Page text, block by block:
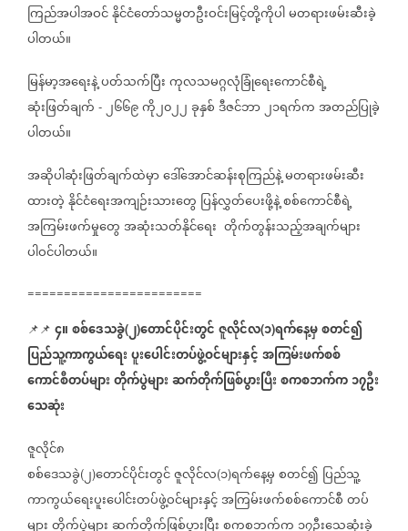
ကြည်အပါအဝင်နိုင်ငံတော်သမ္မတဦးဝင်းမြင့်တို့ကိုပါမတရားဖမ်းဆီးခဲ့
ပါတယ်။
မြန်မာ့အရေးနဲ့ပတ်သက်ပြီးကုလသမဂ္ဂလုံခြုံရေးကောင်စီရဲ့
ဆုံးဖြတ်ချက် - ၂၆၆၉ကို၂၀၂၂ခုနှစ်ဒီဇင်ဘာ၂၁ရက်ကအတည်ပြုခဲ့
ပါတယ်။
အဆိုပါဆုံးဖြတ်ချက်ထဲမှာဒေါ်အောင်ဆန်းစုကြည်နဲ့မတရားဖမ်းဆီး
ထားတဲ့နိုင်ငံရေးအကျဉ်းသားတွေ ပြန်လွှတ်ပေးဖို့နဲ့စစ်ကောင်စီရဲ့
အကြမ်းဖက်မှုတွေအဆုံးသတ်နိုင်ရေး တိုက်တွန်းသည့်အချက်များ
ပါဝင်ပါတယ်။
========================
📌📌 ၄။စစ်ဒေသခွဲ(၂)တောင်ပိုင်းတွင်ဇူလိုင်လ(၁)ရက်နေ့မှစတင်၍
ပြည်သူ့ကာကွယ်ရေးပူးပေါင်းတပ်ဖွဲ့ဝင်များနှင့်အကြမ်းဖက်စစ်
ကောင်စီတပ်များတိုက်ပွဲများဆက်တိုက်ဖြစ်ပွားပြီးစကစဘက်က၁၇ဦး
သေဆုံး
ဇူလိုင်၈
စစ်ဒေသခွဲ(၂)တောင်ပိုင်းတွင်ဇူလိုင်လ(၁)ရက်နေ့မှစတင်၍ ပြည်သူ့
ကာကွယ်ရေးပူးပေါင်းတပ်ဖွဲ့ဝင်များနှင့်အကြမ်းဖက်စစ်ကောင်စီတပ်